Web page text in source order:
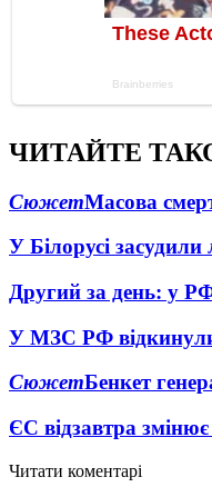
ЧИТАЙТЕ
СюжетМасова
У Білорусі
Другий за день: у
У МЗС РФ відкинули
СюжетБенкет
ЄС відзавтра
Читати коментарі